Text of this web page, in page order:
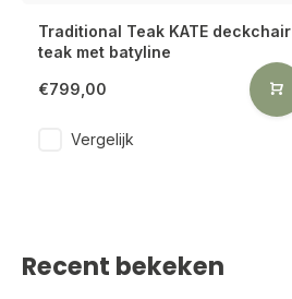
Traditional Teak KATE deckchair
teak met batyline
€799,00
Vergelijk
Recent bekeken